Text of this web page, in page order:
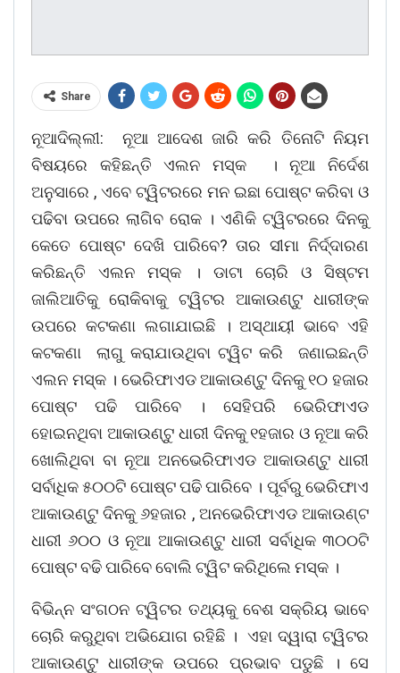
Share
ନୂଆଦିଲ୍ଲୀ: ନୂଆ ଆଦେଶ ଜାରି କରି ତିନୋଟି ନିୟମ
ବିଷୟରେ କହିଛନ୍ତି ଏଲନ ମସ୍କ । ନୂଆ ନିର୍ଦେଶ
ଅନୁସାରେ , ଏବେ ଟ୍ୱିଟରରେ ମନ ଇଛା ପୋଷ୍ଟ କରିବା ଓ
ପଢିବା ଉପରେ ଲାଗିବ ରୋକ । ଏଣିକି ଟ୍ୱିଟରରେ ଦିନକୁ
କେତେ ପୋଷ୍ଟ ଦେଖି ପାରିବେ? ତାର ସୀମା ନିର୍ଦ୍ଦାରଣ
କରିଛନ୍ତି ଏଲନ ମସ୍କ । ଡାଟା ଚୋରି ଓ ସିଷ୍ଟମ
ଜାଲିଆତିକୁ ରୋକିବାକୁ ଟ୍ୱିଟର ଆକାଉଣ୍ଟୁ ଧାରୀଙ୍କ
ଉପରେ କଟକଣା ଲଗାଯାଇଛି । ଅସ୍ଥାୟୀ ଭାବେ ଏହି
କଟକଣା ଲାଗୁ କରାଯାଉଥିବା ଟ୍ୱିଟ କରି ଜଣାଇଛନ୍ତି
ଏଲନ ମସ୍କ । ଭେରିଫାଏଡ ଆକାଉଣ୍ଟୁ ଦିନକୁ ୧୦ ହଜାର
ପୋଷ୍ଟ ପଢି ପାରିବେ । ସେହିପରି ଭେରିଫାଏଡ
ହୋଇନଥିବା ଆକାଉଣ୍ଟୁ ଧାରୀ ଦିନକୁ ୧ହଜାର ଓ ନୂଆ କରି
ଖୋଲିଥିବା ବା ନୂଆ ଅନଭେରିଫାଏଡ ଆକାଉଣ୍ଟୁ ଧାରୀ
ସର୍ବାଧିକ ୫୦୦ଟି ପୋଷ୍ଟ ପଢି ପାରିବେ । ପୂର୍ବରୁ ଭେରିଫାଏ
ଆକାଉଣ୍ଟୁ ଦିନକୁ ୬ହଜାର , ଅନଭେରିଫାଏଡ ଆକାଉଣ୍ଟ
ଧାରୀ ୬୦୦ ଓ ନୂଆ ଆକାଉଣ୍ଟୁ ଧାରୀ ସର୍ବାଧିକ ୩୦୦ଟି
ପୋଷ୍ଟ ବଢି ପାରିବେ ବୋଲି ଟ୍ୱିଟ କରିଥିଲେ ମସ୍କ ।
ବିଭିନ୍ନ ସଂଗଠନ ଟ୍ୱିଟର ତଥ୍ୟକୁ ବେଶ ସକ୍ରିୟ ଭାବେ
ଚୋରି କରୁଥିବା ଅଭିଯୋଗ ରହିଛି । ଏହା ଦ୍ୱାରା ଟ୍ୱିଟର
ଆକାଉଣ୍ଟୁ ଧାରୀଙ୍କ ଉପରେ ପ୍ରଭାବ ପଡୁଛି । ସେ